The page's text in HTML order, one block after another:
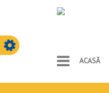
ACASĂ